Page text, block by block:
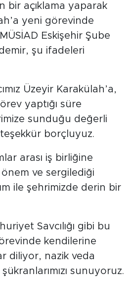
bir açıklama yaparak
yeni görevinde
Eskişehir Şube
şu ifadeleri
Üzeyir Karakülah’a,
yaptığı süre
sunduğu değerli
borçluyuz.
arası iş birliğine
ve sergilediği
ile şehrimizde derin bir
Savcılığı gibi bu
kendilerine
diliyor, nazik veda
sunuyoruz.